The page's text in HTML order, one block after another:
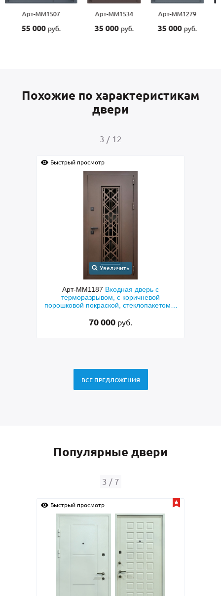
Арт-ММ1534
35 000руб.
Арт-ММ1279
35 000руб.
Арт-ММ1570
45 000руб.
Похожие по характеристикам
двери
4 / 12
Быстрый просмотр
Увеличить
Арт-ММ1384 Входная дверь с
металлофиленкой, бугельной ручкой и
порошковым напылением RAL 7021
45 000 руб.
ВСЕ ПРЕДЛОЖЕНИЯ
Популярные двери
4 / 7
Быстрый просмотр